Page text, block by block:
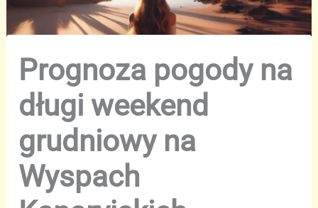
Prognoza pogody na
długi weekend
grudniowy na
Wyspach